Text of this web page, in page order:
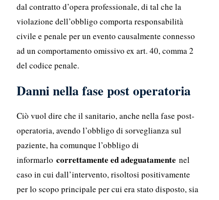
dal contratto d’opera professionale, di tal che la
violazione dell’obbligo comporta responsabilità
civile e penale per un evento causalmente connesso
ad un comportamento omissivo ex art. 40, comma 2
del codice penale.
Danni nella fase post operatoria
Ciò vuol dire che il sanitario, anche nella fase post-
operatoria, avendo l’obbligo di sorveglianza sul
paziente, ha comunque l’obbligo di
informarlo correttamente ed adeguatamente nel
caso in cui dall’intervento, risoltosi positivamente
per lo scopo principale per cui era stato disposto, sia